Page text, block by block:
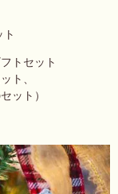
ト
トセット
ト、
ット）